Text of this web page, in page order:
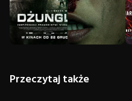
Przeczytaj także